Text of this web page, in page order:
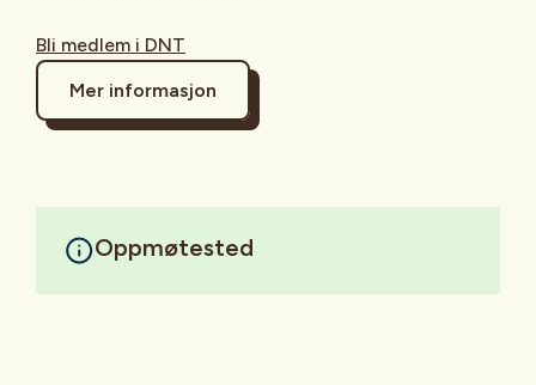
Bli medlem i DNT
Mer informasjon
Oppmøtested